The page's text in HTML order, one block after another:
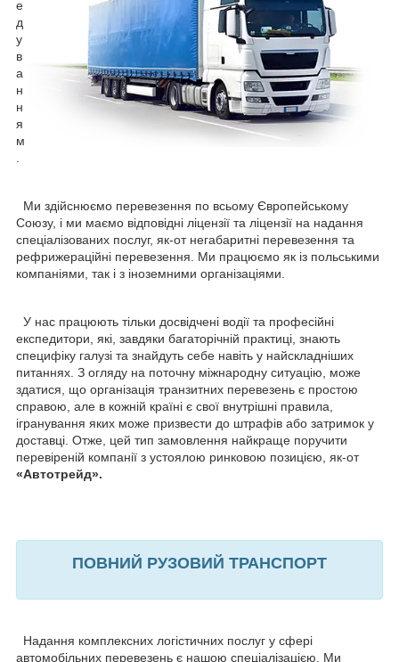
е
д
у
в
а
н
н
я
м
.
Ми здійснюємо перевезення по всьому Європейському
Союзу, і ми маємо відповідні ліцензії та ліцензії на надання
спеціалізованих послуг, як-от негабаритні перевезення та
рефрижераційні перевезення. Ми працюємо як із польськими
компаніями, так і з іноземними організаціями.
У нас працюють тільки досвідчені водії та професійні
експедитори, які, завдяки багаторічній практиці, знають
специфіку галузі та знайдуть себе навіть у найскладніших
питаннях. З огляду на поточну міжнародну ситуацію, може
здатися, що організація транзитних перевезень є простою
справою, але в кожній країні є свої внутрішні правила,
ігранування яких може призвести до штрафів або затримок у
доставці. Отже, цей тип замовлення найкраще поручити
перевіреній компанії з устоялою ринковою позицією, як-от
«Автотрейд».
ПОВНИЙ РУЗОВИЙ ТРАНСПОРТ
Надання комплексних логістичних послуг у сфері
автомобільних перевезень є нашою спеціалізацією. Ми